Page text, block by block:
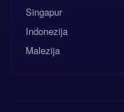
Singapur
Indonezija
Malezija